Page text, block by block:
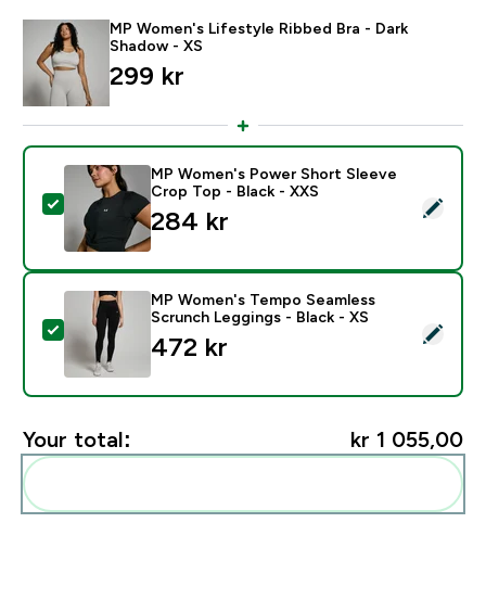
MP Women's Lifestyle Ribbed Bra - Dark
Shadow - XS
299 kr‎
Select this product - MP Women's Power Short
MP Women's Power Short Sleeve
Crop Top - Black - XXS
284 kr‎
Select this product - MP Women's Tempo Seamless
MP Women's Tempo Seamless
Scrunch Leggings - Black - XS
472 kr‎
Your total: kr 1 055,00‎